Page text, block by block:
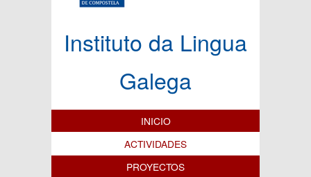
Instituto da Lingua
Galega
Índice de contenidos
INICIO
ACTIVIDADES
PROYECTOS